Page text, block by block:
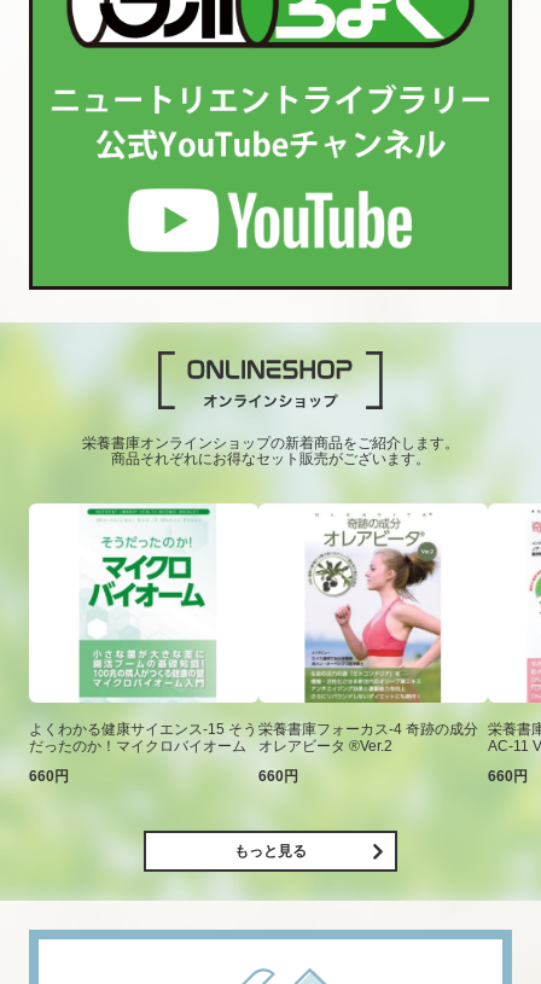
栄養書庫オンラインショップの新着商品をご紹介します。
商品それぞれにお得なセット販売がございます。
よくわかる健康サイエンス-15 そう
だったのか！マイクロバイオーム
660円
栄養書庫フォーカス-4 奇跡の成分
オレアビータ ®Ver.2
660円
栄養書
AC-11
660円
もっと見る